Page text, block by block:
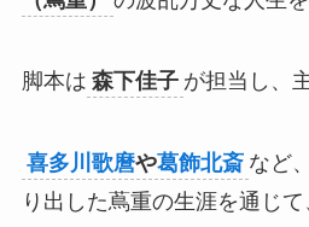
脚本は 森下佳子 が担当し、
喜多川歌麿や葛飾北斎 など
り出した蔦重の生涯を通じ